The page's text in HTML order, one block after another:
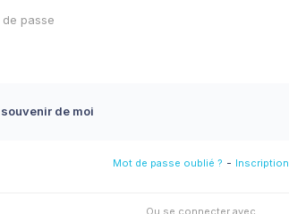
de moi
Mot de passe oublié ? - Inscription
Ou se connecter avec